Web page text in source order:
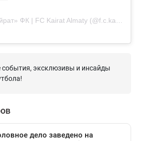
события, эксклюзивы и инсайды